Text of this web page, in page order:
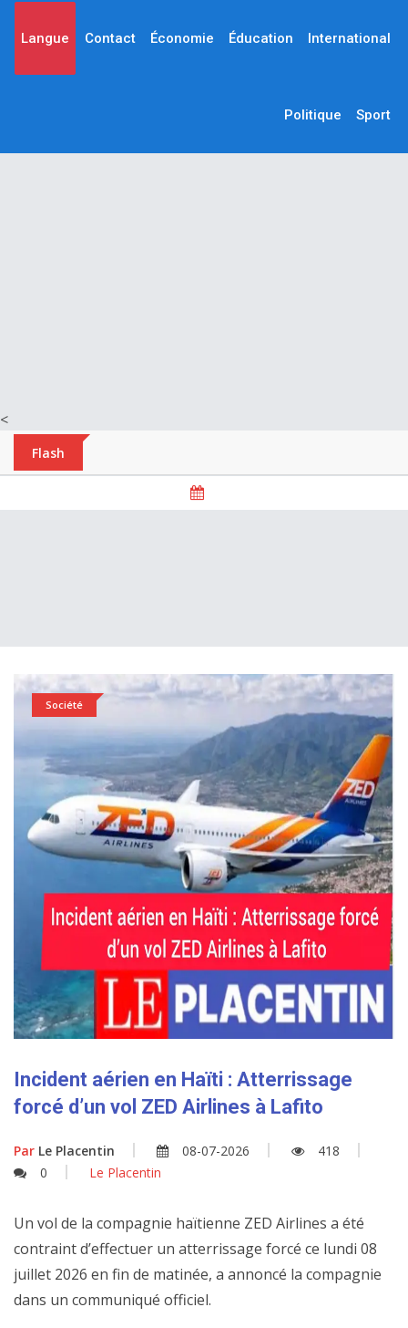
<
Langue Contact Économie Éducation International
Politique Sport
Flash
Société
Incident aérien en Haïti : Atterrissage
forcé d’un vol ZED Airlines à Lafito
Par Le Placentin 08-07-2026
418
0
Le Placentin
Un vol de la compagnie haïtienne ZED Airlines a été
contraint d’effectuer un atterrissage forcé ce lundi 08
juillet 2026 en fin de matinée, a annoncé la compagnie
dans un communiqué officiel.